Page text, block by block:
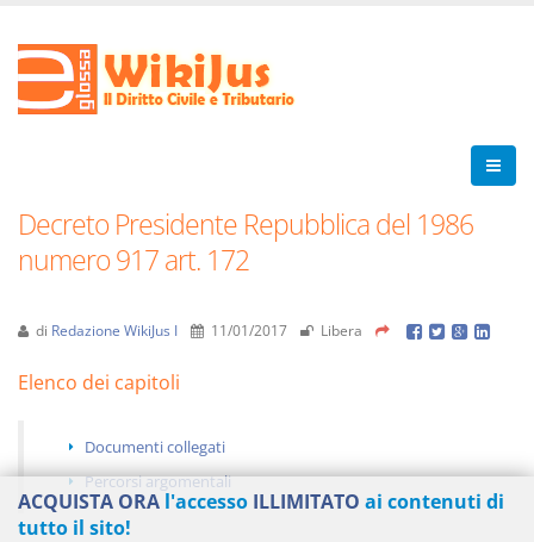
Decreto Presidente Repubblica del 1986
numero 917 art. 172
di Redazione WikiJus I 11/01/2017 Libera
Elenco dei capitoli
Documenti collegati
Percorsi argomentali
ACQUISTA ORA l'accesso ILLIMITATO ai contenuti di
tutto il sito!